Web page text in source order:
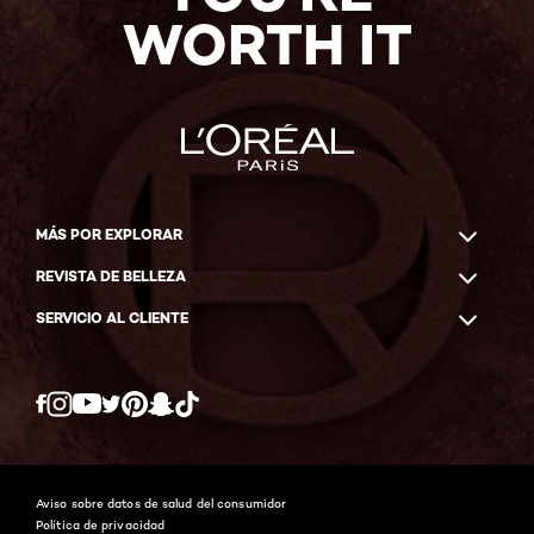
WORTH IT
MÁS POR EXPLORAR
REVISTA DE BELLEZA
SERVICIO AL CLIENTE
Twitter
Aviso sobre datos de salud del consumidor
Política de privacidad